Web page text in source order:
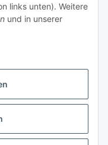
links unten). Weitere
und in unserer
Ihrer
jederzeit widerruflich
per E-Mail zu.
Abonnieren